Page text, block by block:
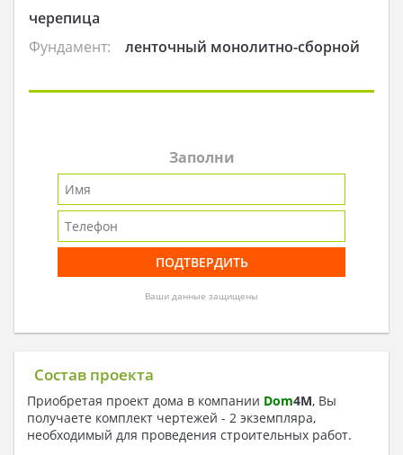
черепица
Фундамент:
ленточный монолитно-сборной
Заполни
Ваши данные защищены
Состав проекта
Приобретая проект дома в компании Dom4M, Вы
получаете комплект чертежей - 2 экземпляра,
необходимый для проведения строительных работ.